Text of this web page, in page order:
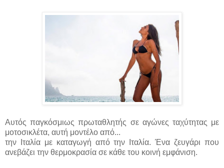
Αυτός παγκόσμιως πρωταθλητής σε αγώνες ταχύτητας με
μοτοσικλέτα, αυτή μοντέλο από...
την Ιταλία με καταγωγή από την Ιταλία. Ένα ζευγάρι που
ανεβάζει την θερμοκρασία σε κάθε του κοινή εμφάνιση.